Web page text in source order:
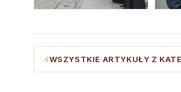
WSZYSTKIE ARTYKUŁY Z